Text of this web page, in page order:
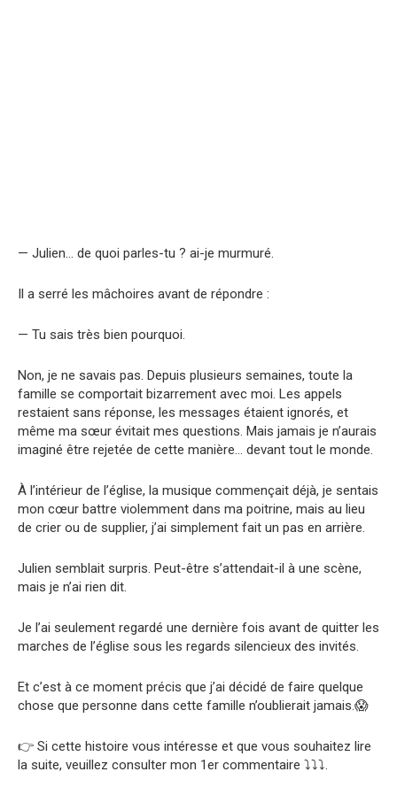
— Julien… de quoi parles-tu ? ai-je murmuré.
Il a serré les mâchoires avant de répondre :
— Tu sais très bien pourquoi.
Non, je ne savais pas. Depuis plusieurs semaines, toute la
famille se comportait bizarrement avec moi. Les appels
restaient sans réponse, les messages étaient ignorés, et
même ma sœur évitait mes questions. Mais jamais je n’aurais
imaginé être rejetée de cette manière… devant tout le monde.
À l’intérieur de l’église, la musique commençait déjà, je sentais
mon cœur battre violemment dans ma poitrine, mais au lieu
de crier ou de supplier, j’ai simplement fait un pas en arrière.
Julien semblait surpris. Peut-être s’attendait-il à une scène,
mais je n’ai rien dit.
Je l’ai seulement regardé une dernière fois avant de quitter les
marches de l’église sous les regards silencieux des invités.
Et c’est à ce moment précis que j’ai décidé de faire quelque
chose que personne dans cette famille n’oublierait jamais.😱
👉 Si cette histoire vous intéresse et que vous souhaitez lire
la suite, veuillez consulter mon 1er commentaire ⤵️⤵️⤵️.